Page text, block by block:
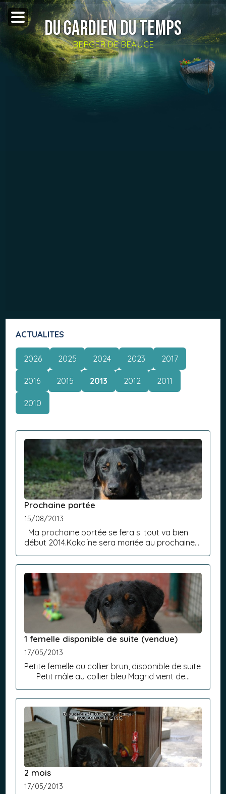
DU GARDIEN DU TEMPS
BERGER DE BEAUCE
ACTUALITES
2026 2025 2024 2023 2017
2016 2015 2013 2012 2011
2010
Prochaine portée
15/08/2013
Ma prochaine portée se fera si tout va bien
début 2014.Kokaïne sera mariée au prochaine
février.Le choix du mâle est en court.2 femelles
sont déjà rése...
1 femelle disponible de suite (vendue)
17/05/2013
Petite femelle au collier brun, disponible de suite
collier brun Les paren...
2 mois
17/05/2013